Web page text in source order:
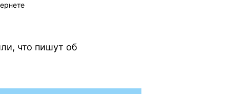
что пишут об